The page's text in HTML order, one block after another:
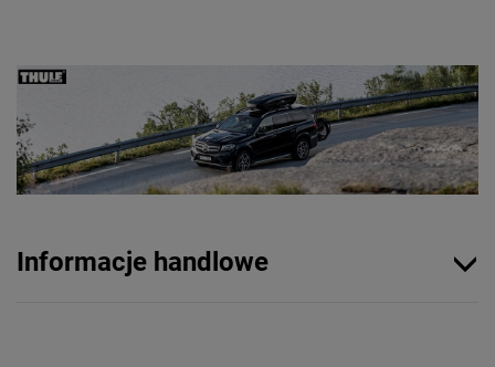
Informacje handlowe